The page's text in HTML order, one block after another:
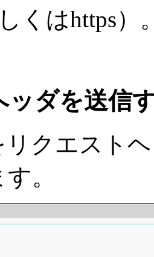
くはhttps）
ッダを送信
リクエスト
。